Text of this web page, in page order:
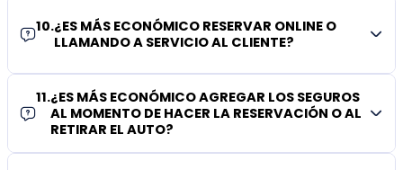
10.¿ES MÁS ECONÓMICO RESERVAR ONLINE O
LLAMANDO A SERVICIO AL CLIENTE?
11.¿ES MÁS ECONÓMICO AGREGAR LOS SEGUROS
AL MOMENTO DE HACER LA RESERVACIÓN O AL
RETIRAR EL AUTO?